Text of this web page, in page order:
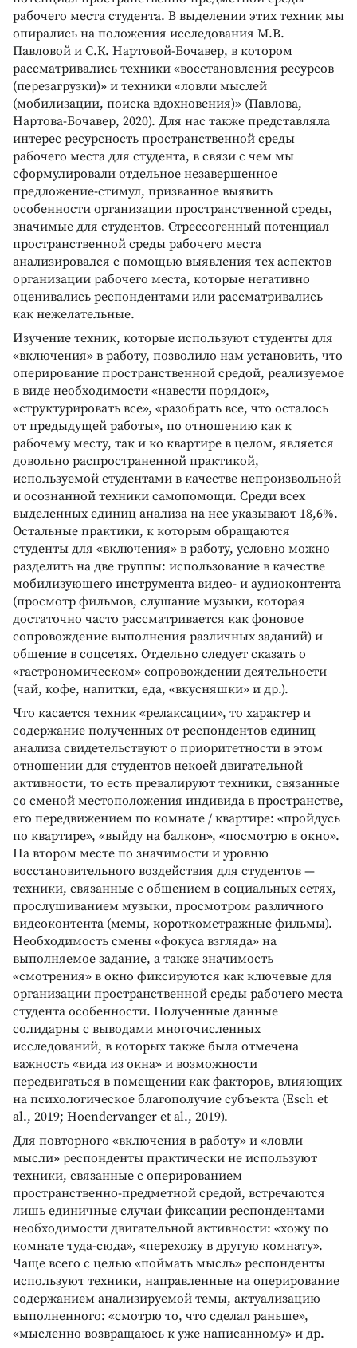
рабочего места студента. В выделении этих техник мы
опирались на положения исследования М.В.
Павловой и С.К. Нартовой-Бочавер, в котором
рассматривались техники «восстановления ресурсов
(перезагрузки)» и техники «ловли мыслей
(мобилизации, поиска вдохновения)» (Павлова,
Нартова-Бочавер, 2020). Для нас также представляла
интерес ресурсность пространственной среды
рабочего места для студента, в связи с чем мы
сформулировали отдельное незавершенное
предложение-стимул, призванное выявить
особенности организации пространственной среды,
значимые для студентов. Стрессогенный потенциал
пространственной среды рабочего места
анализировался с помощью выявления тех аспектов
организации рабочего места, которые негативно
оценивались респондентами или рассматривались
как нежелательные.
Изучение техник, которые используют студенты для
«включения» в работу, позволило нам установить, что
оперирование пространственной средой, реализуемое
в виде необходимости «навести порядок»,
«структурировать все», «разобрать все, что осталось
от предыдущей работы», по отношению как к
рабочему месту, так и ко квартире в целом, является
довольно распространенной практикой,
используемой студентами в качестве непроизвольной
и осознанной техники самопомощи. Среди всех
выделенных единиц анализа на нее указывают 18,6%.
Остальные практики, к которым обращаются
студенты для «включения» в работу, условно можно
разделить на две группы: использование в качестве
мобилизующего инструмента видео- и аудиоконтента
(просмотр фильмов, слушание музыки, которая
достаточно часто рассматривается как фоновое
сопровождение выполнения различных заданий) и
общение в соцсетях. Отдельно следует сказать о
«гастрономическом» сопровождении деятельности
(чай, кофе, напитки, еда, «вкусняшки» и др.).
Что касается техник «релаксации», то характер и
содержание полученных от респондентов единиц
анализа свидетельствуют о приоритетности в этом
отношении для студентов некоей двигательной
активности, то есть превалируют техники, связанные
со сменой местоположения индивида в пространстве,
его передвижением по комнате / квартире: «пройдусь
по квартире», «выйду на балкон», «посмотрю в окно».
На втором месте по значимости и уровню
восстановительного воздействия для студентов —
техники, связанные с общением в социальных сетях,
прослушиванием музыки, просмотром различного
видеоконтента (мемы, короткометражные фильмы).
Необходимость смены «фокуса взгляда» на
выполняемое задание, а также значимость
«смотрения» в окно фиксируются как ключевые для
организации пространственной среды рабочего места
студента особенности. Полученные данные
солидарны с выводами многочисленных
исследований, в которых также была отмечена
важность «вида из окна» и возможности
передвигаться в помещении как факторов, влияющих
на психологическое благополучие субъекта (Esch et
al., 2019; Hoendervanger et al., 2019).
Для повторного «включения в работу» и «ловли
мысли» респонденты практически не используют
техники, связанные с оперированием
пространственно-предметной средой, встречаются
лишь единичные случаи фиксации респондентами
необходимости двигательной активности: «хожу по
комнате туда-сюда», «перехожу в другую комнату».
Чаще всего с целью «поймать мысль» респонденты
используют техники, направленные на оперирование
содержанием анализируемой темы, актуализацию
выполненного: «смотрю то, что сделал раньше»,
«мысленно возвращаюсь к уже написанному» и др.